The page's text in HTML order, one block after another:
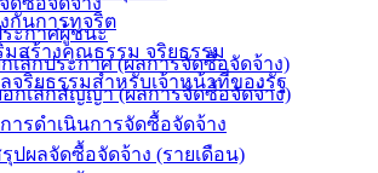
ะกาศผู้ชนะ
เลิกประกาศ (ผลการจัดซื้อจัดจ้าง)
กเลิกสัญญา (ผลการจัดซื้อจัดจ้าง)
ารดำเนินการจัดซื้อจัดจ้าง
ปผลจัดซื้อจัดจ้าง (รายเดือน)
กันการทุจริต
มสร้างคุณธรรม จริยธรรม
จริยธรรมสำหรับเจ้าหน้าที่ของรัฐ